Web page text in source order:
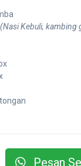
(Nasi Kebuli, kambing
Pesan